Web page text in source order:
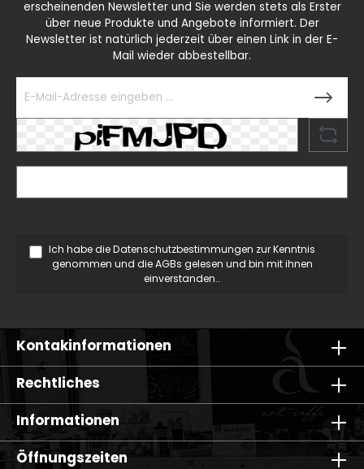
erscheinenden Newsletter und Sie werden stets als Erster
über neue Produkte und Angebote informiert. Der
Newsletter ist natürlich jederzeit über einen Link in der E-
Mail wieder abbestellbar.
Ich habe dieDatenschutzbestimmungen zur Kenntnis
genommen und dieAGBs gelesen und bin mit ihnen
einverstanden..
Kontakinformationen
Rechtliches
Informationen
Öffnungszeiten